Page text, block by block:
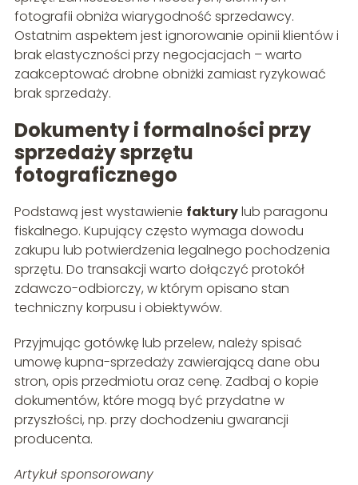
fotografii obniża wiarygodność sprzedawcy.
Ostatnim aspektem jest ignorowanie opinii klientów i
brak elastyczności przy negocjacjach – warto
zaakceptować drobne obniżki zamiast ryzykować
brak sprzedaży.
Dokumenty i formalności przy
sprzedaży sprzętu
fotograficznego
Podstawą jest wystawienie fakturylub paragonu
fiskalnego. Kupujący często wymaga dowodu
zakupu lub potwierdzenia legalnego pochodzenia
sprzętu. Do transakcji warto dołączyć protokół
zdawczo-odbiorczy, w którym opisano stan
techniczny korpusu i obiektywów.
Przyjmując gotówkę lub przelew, należy spisać
umowę kupna-sprzedaży zawierającą dane obu
stron, opis przedmiotu oraz cenę. Zadbaj o kopie
dokumentów, które mogą być przydatne w
przyszłości, np. przy dochodzeniu gwarancji
producenta.
Artykuł sponsorowany